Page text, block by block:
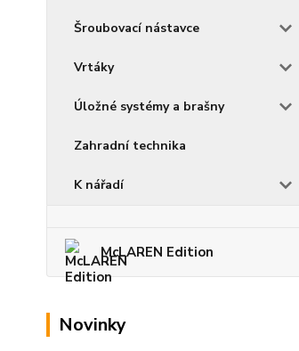
Šroubovací nástavce
Vrtáky
Úložné systémy a brašny
Zahradní technika
K nářadí
McLAREN Edition
Novinky